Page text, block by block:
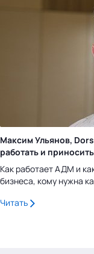
Максим Ульянов,
работать и
Как работает АДМ и
бизнеса, кому нужна
Читать